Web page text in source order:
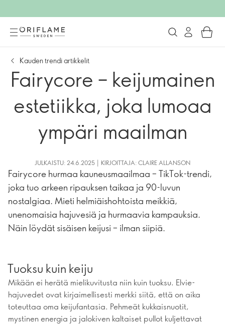
Kauden trendi artikkelit
Fairycore – keijumainen
estetiikka, joka lumoaa
ympäri maailman
JULKAISTU: 24.6.2025 | KIRJOITTAJA: CLAIRE ALLANSON
Fairycore hurmaa kauneusmaailmaa – TikTok-trendi,
joka tuo arkeen ripauksen taikaa ja 90-luvun
nostalgiaa. Mieti helmiäishohtoista meikkiä,
unenomaisia hajuvesiä ja hurmaavia kampauksia.
Näin löydät sisäisen keijusi – ilman siipiä.
Tuoksu kuin keiju
Mikään ei herätä mielikuvitusta niin kuin tuoksu. Elvie-
hajuvedet ovat kirjaimellisesti merkki siitä, että on aika
toteuttaa oma keijufantasia. Pehmeät kukkaisnuotit,
mystinen energia ja jalokiven kaltaiset pullot kuljettavat